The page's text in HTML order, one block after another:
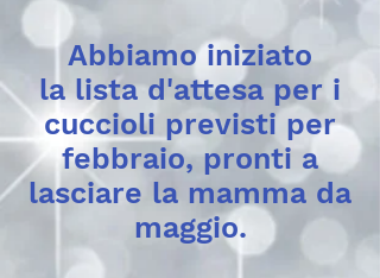
Abbiamo iniziato
la lista d'attesa per i
cuccioli previsti per
febbraio, pronti a
lasciare la mamma da
maggio.